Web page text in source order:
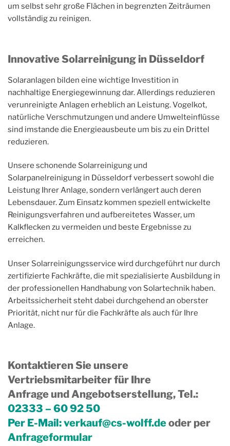
um selbst sehr große Flächen in begrenzten Zeiträumen
vollständig zu reinigen.
Innovative Solarreinigung in Düsseldorf
Solaranlagen bilden eine wichtige Investition in
nachhaltige Energiegewinnung dar. Allerdings reduzieren
verunreinigte Anlagen erheblich an Leistung. Vogelkot,
natürliche Verschmutzungen und andere Umwelteinflüsse
sind imstande die Energieausbeute um bis zu ein Drittel
reduzieren.
Unsere schonende Solarreinigung und
Solarpanelreinigung in Düsseldorf verbessert sowohl die
Leistung Ihrer Anlage, sondern verlängert auch deren
Lebensdauer. Zum Einsatz kommen speziell entwickelte
Reinigungsverfahren und aufbereitetes Wasser, um
Kalkflecken zu vermeiden und beste Ergebnisse zu
erreichen.
Unser Solarreinigungsservice wird durchgeführt nur durch
zertifizierte Fachkräfte, die mit spezialisierte Ausbildung in
der professionellen Handhabung von Solartechnik haben.
Arbeitssicherheit steht dabei durchgehend an oberster
Priorität, nicht nur für die Fachkräfte als auch für Ihre
Anlage.
Kontaktieren Sie unsere
Vertriebsmitarbeiter für Ihre
Anfrage und Angebotserstellung, Tel.:
02333 – 60 92 50
Per E-Mail:verkauf@cs-wolff.deoder per
Anfrageformular